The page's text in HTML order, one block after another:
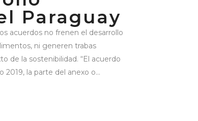
Paraguay
acuerdos no frenen el desarrollo
ni generen trabas
de la sostenibilidad. “El acuerdo
2019, la parte del anexo o...